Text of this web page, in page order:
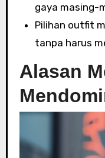
gaya masing-
Pilihan outfit
tanpa harus
Alasan